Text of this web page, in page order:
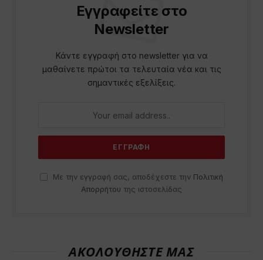
Εγγραφείτε στο
Newsletter
Κάντε εγγραφή στο newsletter για να
μαθαίνετε πρώτοι τα τελευταία νέα και τις
σημαντικές εξελίξεις.
Με την εγγραφή σας, αποδέχεστε την Πολιτική
Απορρήτου της ιστοσελίδας
ΑΚΟΛΟΥΘΗΣΤΕ ΜΑΣ